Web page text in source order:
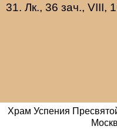
31. Лк., 36 зач., VIII,
Храм Успения